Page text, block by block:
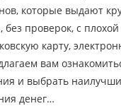
которые выдают
без проверок, с
карту,
вам
и выбрать
денег…